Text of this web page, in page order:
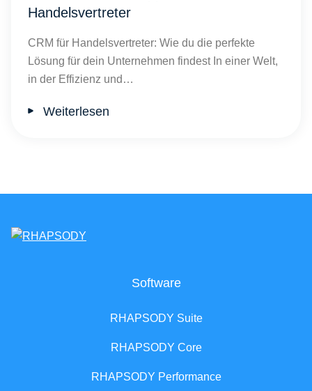
Handelsvertreter
CRM für Handelsvertreter: Wie du die perfekte
Lösung für dein Unternehmen findest In einer Welt,
in der Effizienz und…
Weiterlesen
Software
RHAPSODY Suite
RHAPSODY Core
RHAPSODY Performance